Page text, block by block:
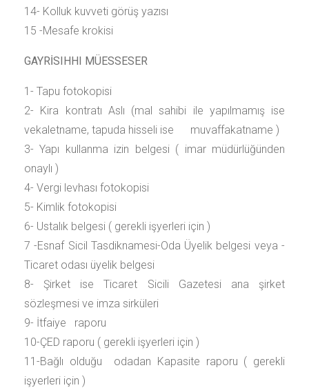
14- Kolluk kuvveti görüş yazısı
15 -Mesafe krokisi
GAYRİSIHHI MÜESSESER
1- Tapu fotokopisi
2- Kira kontratı Aslı (mal sahibi ile yapılmamış ise
vekaletname, tapuda hisseli ise muvaffakatname )
3- Yapı kullanma izin belgesi ( imar müdürlüğünden
onaylı )
4- Vergi levhası fotokopisi
5- Kimlik fotokopisi
6- Ustalık belgesi ( gerekli işyerleri için )
7 -Esnaf Sicil Tasdiknamesi-Oda Üyelik belgesi veya -
Ticaret odası üyelik belgesi
8- Şirket ise Ticaret Sicili Gazetesi ana şirket
sözleşmesi ve imza sirküleri
9- İtfaiye raporu
10-ÇED raporu ( gerekli işyerleri için )
11-Bağlı olduğu odadan Kapasite raporu ( gerekli
işyerleri için )